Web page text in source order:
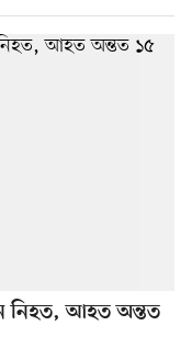
নিহত, আহত অন্তত